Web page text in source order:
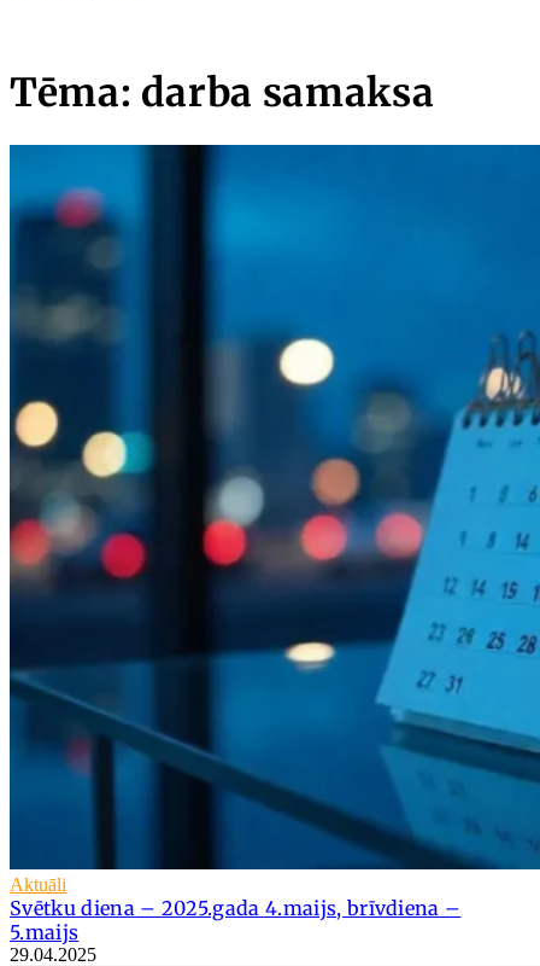
Tēma: darba samaksa
Aktuāli
Svētku diena – 2025.gada 4.maijs, brīvdiena –
5.maijs
29.04.2025